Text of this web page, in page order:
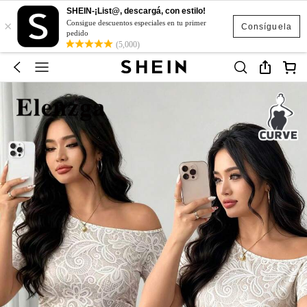
Consíguela
×
SHEIN-¡List@, descargá, con estilo!
Consigue descuentos especiales en tu primer
pedido
(5,000)